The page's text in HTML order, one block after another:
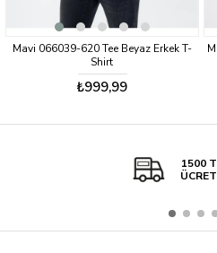
Mavi 066039-620 Tee Beyaz Erkek T-
Shirt
₺999,99
1500